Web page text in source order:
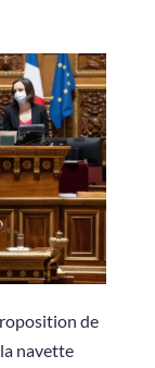
de
navette